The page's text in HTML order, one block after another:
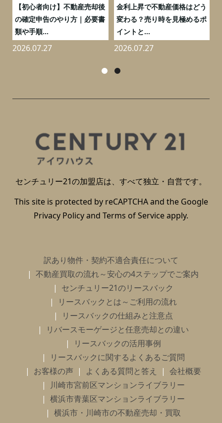
【初心者向け】不動産売却後
の確定申告のやり方｜必要書
類や手順...
2026.07.27
金利上昇で不動産価格はどう
変わる？売り時を見極めるポ
イントと...
2026.07.27
センチュリー21の加盟店は、すべて独立・自営です。
This site is protected by reCAPTCHA and the Google
Privacy Policyand Terms of Serviceapply.
訳あり物件・契約不適合責任について
不動産買取の流れ～安心の4ステップでご案内
センチュリー21のリースバック
リースバックとは～ご利用の流れ
リースバックの仕組みと注意点
リバースモーゲージと任意売却との違い
リースバックの活用事例
リースバックに関するよくあるご質問
お客様の声
よくある質問と答え
会社概要
川崎市宮前区マンションライブラリー
横浜市青葉区マンションライブラリー
横浜市・川崎市の不動産売却・買取